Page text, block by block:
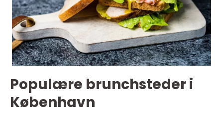
Populære brunchsteder i
København